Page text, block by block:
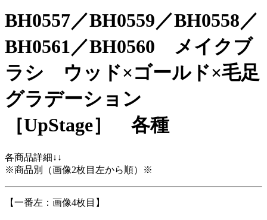
BH0557／BH0559／BH0558／
BH0561／BH0560 メイクブ
ラシ ウッド×ゴールド×毛足
グラデーション
［UpStage］ 各種
各商品詳細↓↓
※商品別（画像2枚目左から順）※
【一番左：画像4枚目】